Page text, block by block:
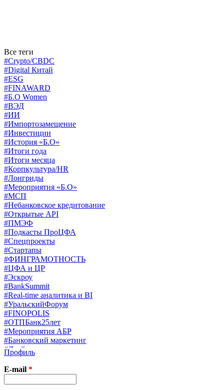
Все теги
#Crypto/CBDC
#Digital Китай
#ESG
#FINAWARD
#Б.О Women
#ВЭД
#ИИ
#Импортозамещение
#Инвестиции
#История «Б.О»
#Итоги года
#Итоги месяца
#Корпкультура/HR
#Лонгриды
#Мероприятия «Б.О»
#МСП
#Небанковское кредитование
#Открытые API
#ПМЭФ
#Подкасты ПроЦФА
#Спецпроекты
#Стартапы
#ФИНГРАМОТНОСТЬ
#ЦФА и ЦР
#Эскроу
#BankSummit
#Real-time аналитика и BI
#УральскийФорум
#FINOPOLIS
#ОТПБанк25лет
#Мероприятия АБР
#Банковский маркетинг
#Драйверы страхования
#Финконгресс ЦБ
#PB&WM
#UX/CX
#Экосистемы
Профиль
E-mail *